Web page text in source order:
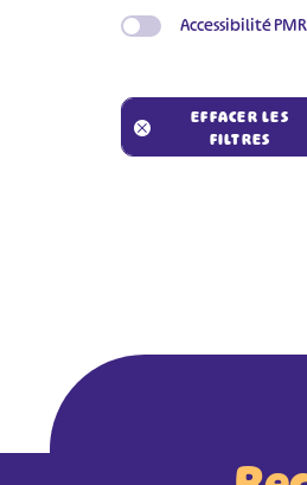
Accessibilité PMR
EFFACER LES
FILTRES